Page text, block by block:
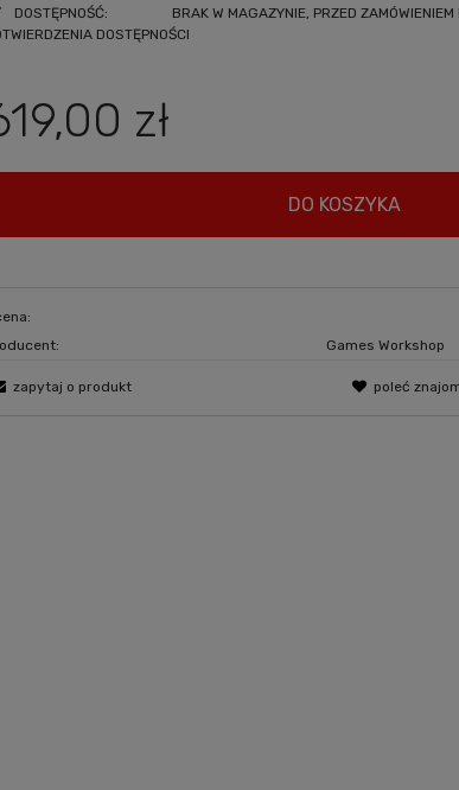
DOSTĘPNOŚĆ:
BRAK W MAGAZYNIE, PRZED
DOSTĘPNOŚCI
zł
DO KOSZYKA
Games Workshop
zapytaj o produkt poleć